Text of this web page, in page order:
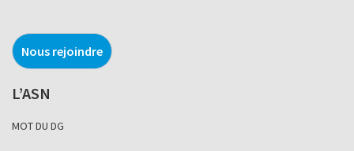
Nous rejoindre
L’ASN
MOT DU DG